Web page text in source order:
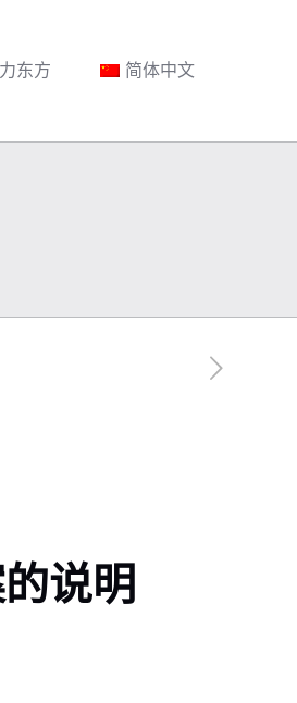
东方 简体中文
说明